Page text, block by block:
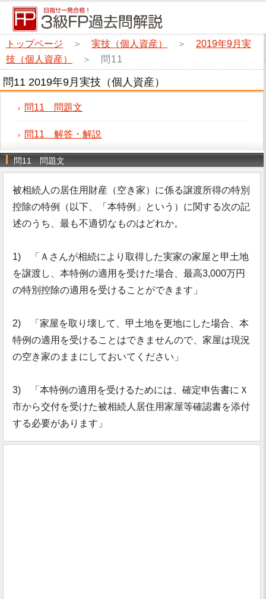
トップページ ＞ 実技（個人資産） ＞ 2019年9月実
技（個人資産）
＞ 問11
問11 2019年9月実技（個人資産）
問11 問題文
問11 解答・解説
問11 問題文
被相続人の居住用財産（空き家）に係る譲渡所得の特別
控除の特例（以下、「本特例」という）に関する次の記
述のうち、最も不適切なものはどれか。
1) 「Ａさんが相続により取得した実家の家屋と甲土地
を譲渡し、本特例の適用を受けた場合、最高3,000万円
の特別控除の適用を受けることができます」
2) 「家屋を取り壊して、甲土地を更地にした場合、本
特例の適用を受けることはできませんので、家屋は現況
の空き家のままにしておいてください」
3) 「本特例の適用を受けるためには、確定申告書にＸ
市から交付を受けた被相続人居住用家屋等確認書を添付
する必要があります」